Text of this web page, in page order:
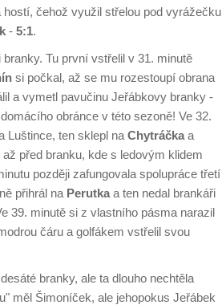
hostí, čehož využil střelou pod vyrážečku
- 5:1.
Tu první vstřelil v 31. minutě
si počkal, až se mu rozestoupí obrana
a vymetl pavučinu Jeřábkovy branky -
obránce v této sezoně! Ve 32.
Luštince, ten sklepl na Chytráčka a
před branku, kde s ledovým klidem
později zafungovala spolupráce třetí
přihrál na Perutka a ten nedal brankáři
39. minutě si z vlastního pásma narazil
čáru a golfákem vstřelil svou
branky, ale ta dlouho nechtěla
měl Šimoníček, ale jehopokus Jeřábek